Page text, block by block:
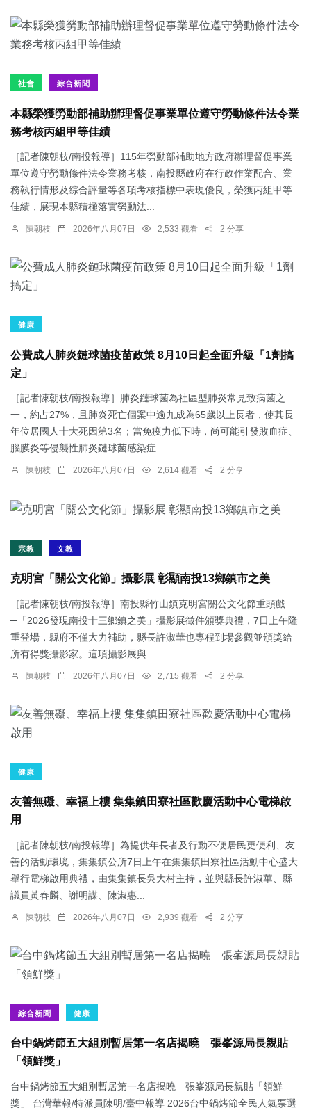
社會 綜合新聞
本縣榮獲勞動部補助辦理督促事業單位遵守勞動條件法令業
務考核丙組甲等佳績
［記者陳朝枝/南投報導］115年勞動部補助地方政府辦理督促事業
單位遵守勞動條件法令業務考核，南投縣政府在行政作業配合、業
務執行情形及綜合評量等各項考核指標中表現優良，榮獲丙組甲等
佳績，展現本縣積極落實勞動法...
陳朝枝 2026年八月07日 2,533 觀看 2 分享
健康
公費成人肺炎鏈球菌疫苗政策 8月10日起全面升級「1劑搞
定」
［記者陳朝枝/南投報導］肺炎鏈球菌為社區型肺炎常見致病菌之
一，約占27%，且肺炎死亡個案中逾九成為65歲以上長者，使其長
年位居國人十大死因第3名；當免疫力低下時，尚可能引發敗血症、
腦膜炎等侵襲性肺炎鏈球菌感染症...
陳朝枝 2026年八月07日 2,614 觀看 2 分享
宗教 文教
克明宮「關公文化節」攝影展 彰顯南投13鄉鎮市之美
［記者陳朝枝/南投報導］南投縣竹山鎮克明宮關公文化節重頭戲
─「2026發現南投十三鄉鎮之美」攝影展徵件頒獎典禮，7日上午隆
重登場，縣府不僅大力補助，縣長許淑華也專程到場參觀並頒獎給
所有得獎攝影家。這項攝影展與...
陳朝枝 2026年八月07日 2,715 觀看 2 分享
健康
友善無礙、幸福上樓 集集鎮田寮社區歡慶活動中心電梯啟
用
［記者陳朝枝/南投報導］為提供年長者及行動不便居民更便利、友
善的活動環境，集集鎮公所7日上午在集集鎮田寮社區活動中心盛大
舉行電梯啟用典禮，由集集鎮長吳大村主持，並與縣長許淑華、縣
議員黃春麟、謝明謀、陳淑惠...
陳朝枝 2026年八月07日 2,939 觀看 2 分享
綜合新聞 健康
台中鍋烤節五大組別暫居第一名店揭曉 張峯源局長親貼
「領鮮獎」
台中鍋烤節五大組別暫居第一名店揭曉 張峯源局長親貼「領鮮
獎」 台灣華報/特派員陳明/臺中報導 2026台中鍋烤節全民人氣票選